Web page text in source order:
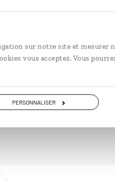
sur notre site et mesurer
vous acceptez. Vous
PERSONNALISER
Italie